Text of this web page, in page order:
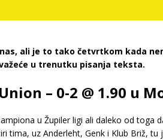
ali je to tako četvrtkom kada
u trenutku pisanja teksta.
– 0-2 @ 1.90 u
u Župiler ligi ali daleko od toga
tima, uz Anderleht, Genk i Klub Briž,